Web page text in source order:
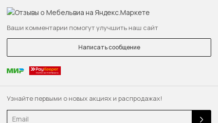
Узнайте первыми о новых акциях и распродажах!
Email
Ваши комментарии помогут улучшить наш сайт
Написать сообщение